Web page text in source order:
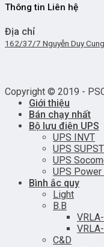
Thông tin Liên hệ
Địa chỉ
162/37/7 Nguyễn Duy
Copyright © 2019 -
Giới thiệu
Bán chạy nhất
Bộ lưu điện UPS
UPS INVT
UPS
UPS
UPS
Bình ắc quy
Light
B.B
C&D